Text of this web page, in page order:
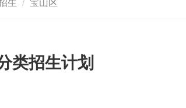
生 宝山区
类招生计划